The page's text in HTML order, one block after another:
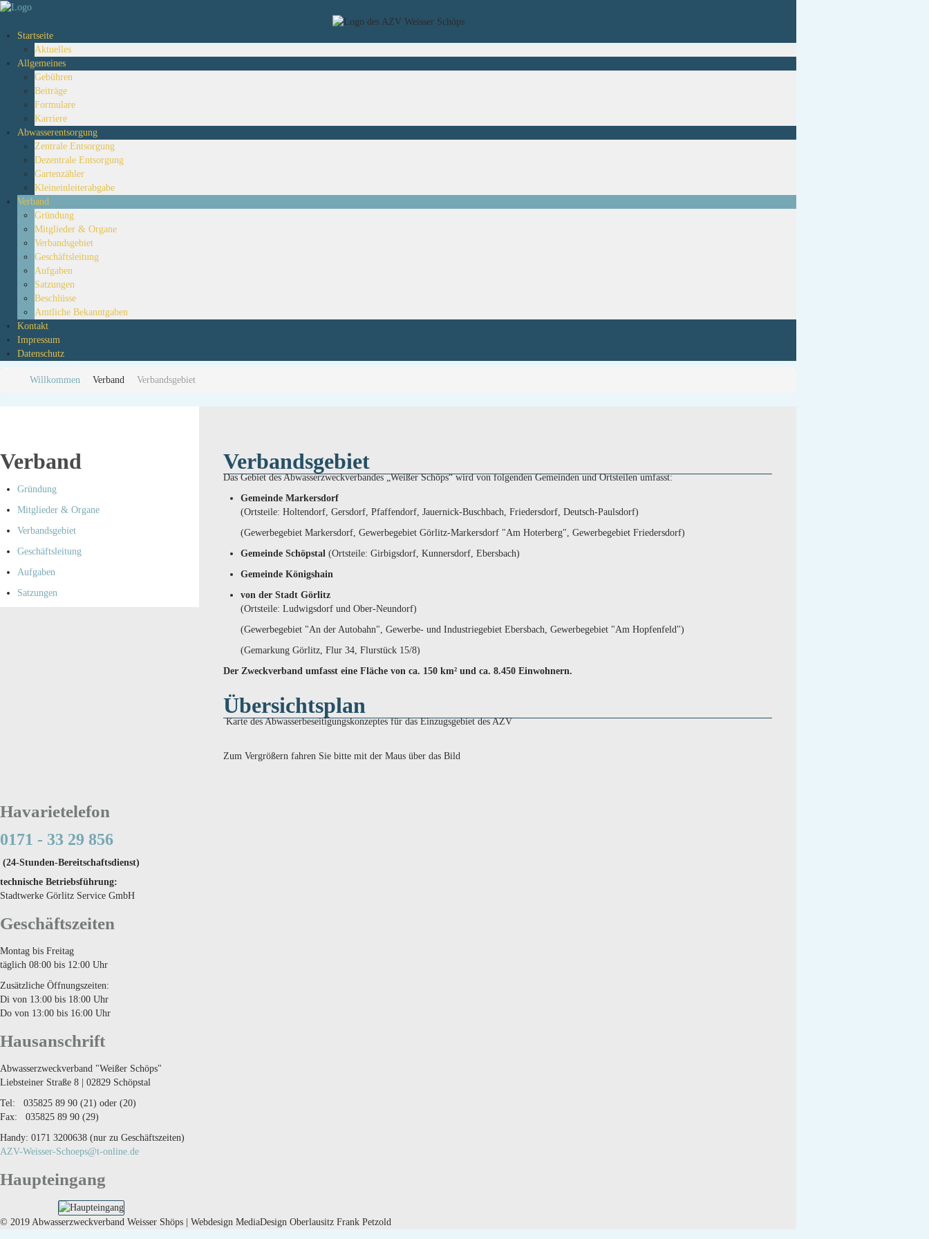
Startseite
Aktuelles
Allgemeines
Gebühren
Beiträge
Formulare
Karriere
Abwasserentsorgung
Zentrale Entsorgung
Dezentrale Entsorgung
Gartenzähler
Kleineinleiterabgabe
Verband
Gründung
Mitglieder & Organe
Verbandsgebiet
Geschäftsleitung
Aufgaben
Satzungen
Beschlüsse
Amtliche Bekanntgaben
Kontakt
Impressum
Datenschutz
Willkommen Verband Verbandsgebiet
Verband
Gründung
Mitglieder & Organe
Verbandsgebiet
Geschäftsleitung
Aufgaben
Satzungen
Verbandsgebiet
Das Gebiet des Abwasserzweckverbandes „Weißer Schöps“ wird von folgenden Gemeinden und Ortsteilen umfasst:
Gemeinde Markersdorf
(Ortsteile: Holtendorf, Gersdorf, Pfaffendorf, Jauernick-Buschbach, Friedersdorf, Deutsch-Paulsdorf)
(Gewerbegebiet Markersdorf, Gewerbegebiet Görlitz-Markersdorf "Am Hoterberg", Gewerbegebiet Friedersdorf)
Gemeinde Schöpstal (Ortsteile: Girbigsdorf, Kunnersdorf, Ebersbach)
Gemeinde Königshain
von der Stadt Görlitz
(Ortsteile: Ludwigsdorf und Ober-Neundorf)
(Gewerbegebiet "An der Autobahn", Gewerbe- und Industriegebiet Ebersbach, Gewerbegebiet "Am Hopfenfeld")
(Gemarkung Görlitz, Flur 34, Flurstück 15/8)
Der Zweckverband umfasst eine Fläche von ca. 150 km² und ca. 8.450 Einwohnern.
Übersichtsplan
Karte des Abwasserbeseitigungskonzeptes für das Einzugsgebiet des AZV
Zum Vergrößern fahren Sie bitte mit der Maus über das Bild
Havarietelefon
0171 - 33 29 856
(24-Stunden-Bereitschaftsdienst)
technische Betriebsführung:
Stadtwerke Görlitz Service GmbH
Geschäftszeiten
Montag bis Freitag
täglich 08:00 bis 12:00 Uhr
Zusätzliche Öffnungszeiten:
Di von 13:00 bis 18:00 Uhr
Do von 13:00 bis 16:00 Uhr
Hausanschrift
Abwasserzweckverband "Weißer Schöps"
Liebsteiner Straße 8 | 02829 Schöpstal
Tel: 035825 89 90 (21) oder (20)
Fax: 035825 89 90 (29)
Handy: 0171 3200638 (nur zu Geschäftszeiten)
AZV-Weisser-Schoeps@t-online.de
Haupteingang
© 2019 Abwasserzweckverband Weisser Shöps | Webdesign MediaDesign Oberlausitz Frank Petzold